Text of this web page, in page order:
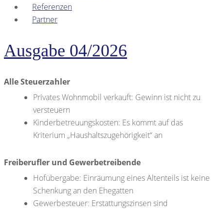
Referenzen
Partner
Ausgabe 04/2026
Alle Steuerzahler
Privates Wohnmobil verkauft: Gewinn ist nicht zu
versteuern
Kinderbetreuungskosten: Es kommt auf das
Kriterium „Haushaltszugehörigkeit“ an
Freiberufler und Gewerbetreibende
Hofübergabe: Einräumung eines Altenteils ist keine
Schenkung an den Ehegatten
Gewerbesteuer: Erstattungszinsen sind